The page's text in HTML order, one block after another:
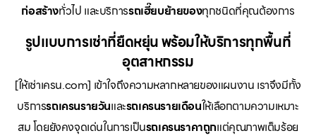
ก่อสร้างทั่วไป และบริการรถเฮี๊ยบย้ายของทุกชนิดที่คุณต้องการ
รูปแบบการเช่าที่ยืดหยุ่น พร้อมให้บริการทุกพื้นที่
อุตสาหกรรม
[ให้เช่าเครน.com] เข้าใจถึงความหลากหลายของแผนงาน เราจึงมีทั้ง
บริการรถเครนรายวันและรถเครนรายเดือนให้เลือกตามความเหมาะ
สม โดยยังคงจุดเด่นในการเป็นรถเครนราคาถูกแต่คุณภาพเต็มร้อย